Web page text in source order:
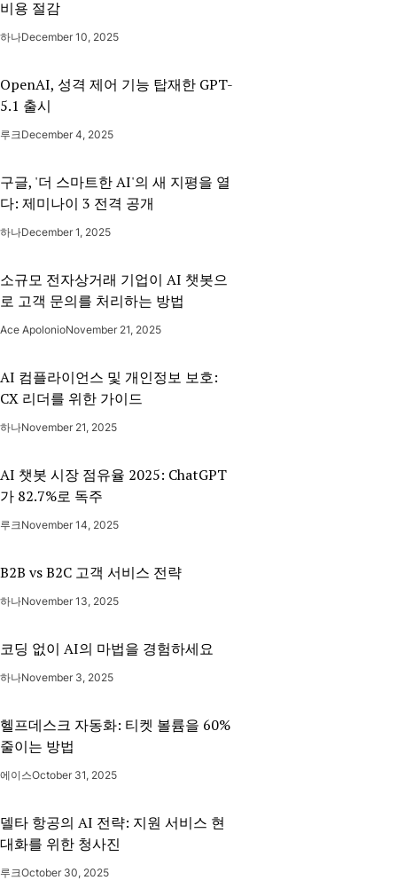
비용 절감
하나December 10, 2025
OpenAI, 성격 제어 기능 탑재한 GPT-
5.1 출시
루크December 4, 2025
구글, '더 스마트한 AI'의 새 지평을 열
다: 제미나이 3 전격 공개
하나December 1, 2025
소규모 전자상거래 기업이 AI 챗봇으
로 고객 문의를 처리하는 방법
Ace ApolonioNovember 21, 2025
AI 컴플라이언스 및 개인정보 보호:
CX 리더를 위한 가이드
하나November 21, 2025
AI 챗봇 시장 점유율 2025: ChatGPT
가 82.7%로 독주
루크November 14, 2025
B2B vs B2C 고객 서비스 전략
하나November 13, 2025
코딩 없이 AI의 마법을 경험하세요
하나November 3, 2025
헬프데스크 자동화: 티켓 볼륨을 60%
줄이는 방법
에이스October 31, 2025
델타 항공의 AI 전략: 지원 서비스 현
대화를 위한 청사진
루크October 30, 2025